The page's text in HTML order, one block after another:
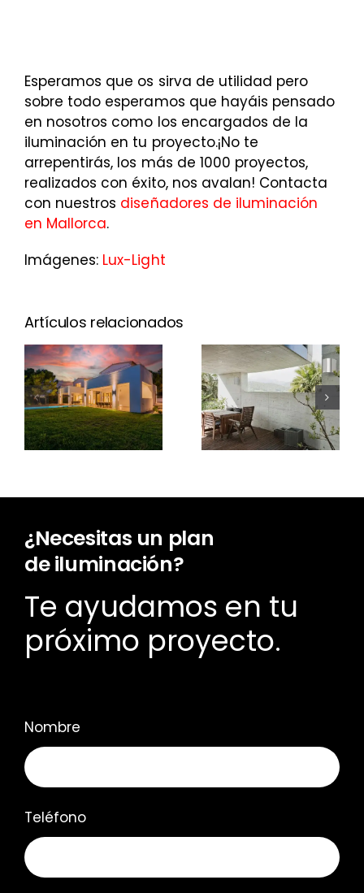
Esperamos que os sirva de utilidad pero
sobre todo esperamos que hayáis pensado
en nosotros como los encargados de la
iluminación en tu proyecto.¡No te
arrepentirás, los más de 1000 proyectos,
realizados con éxito, nos avalan! Contacta
con nuestros diseñadores de iluminación
en Mallorca.
Imágenes: Lux-Light
Artículos relacionados
Ilumina
con
Worldlight:
Septiembre
y la
Optimiza tu
terraza con
Worldlight
y el mejor
sonido
¿Necesitas un plan
de iluminación?
Te ayudamos en tu
próximo proyecto.
Nombre
Teléfono